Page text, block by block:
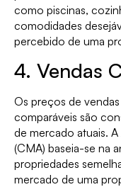
como piscinas,
comodidades
percebido de uma
4. Vendas
Os preços de
comparáveis são
de mercado atuais.
(CMA) baseia-se na
propriedades
mercado de uma